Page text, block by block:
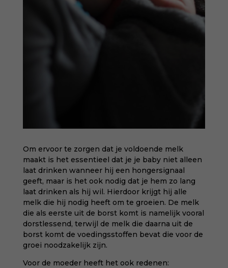
Om ervoor te zorgen dat je voldoende melk
maakt is het essentieel dat je je baby niet alleen
laat drinken wanneer hij een hongersignaal
geeft, maar is het ook nodig dat je hem zo lang
laat drinken als hij wil. Hierdoor krijgt hij alle
melk die hij nodig heeft om te groeien. De melk
die als eerste uit de borst komt is namelijk vooral
dorstlessend, terwijl de melk die daarna uit de
borst komt de voedingsstoffen bevat die voor de
groei noodzakelijk zijn.
Voor de moeder heeft het ook redenen: